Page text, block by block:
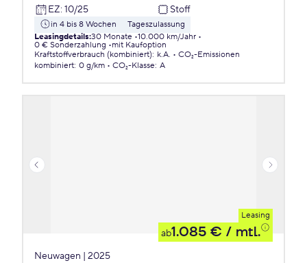
EZ: 10/25 Stoff
in 4 bis 8 Wochen
Tageszulassung
Leasingdetails:30 Monate 10.000 km/Jahr
0 € Sonderzahlung
mit Kaufoption
Kraftstoffverbrauch (kombiniert): k.A.
CO₂-Emissionen
kombiniert: 0 g/km CO₂-Klasse: A
Leasing
ab1.085 € / mtl.
Neuwagen | 2025